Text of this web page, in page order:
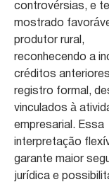
controvérsias, e
mostrado
produtor rural,
reconhecendo a
créditos
registro formal,
vinculados à
empresarial. Essa
interpretação
garante maior
jurídica e